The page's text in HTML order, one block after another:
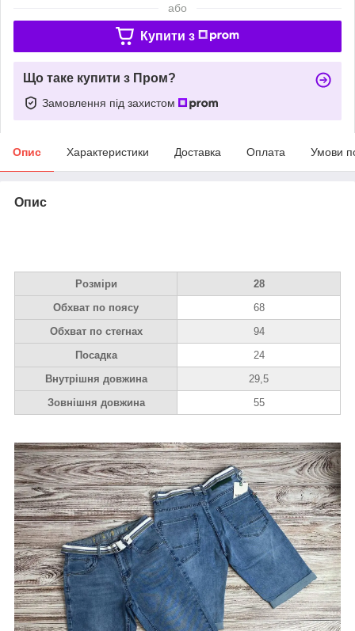
або
Купити з
Що таке купити з Пром?
Замовлення під захистом
Опис Характеристики Доставка Оплата Умови
Опис
Розміри
28
Обхват по поясу
68
Обхват по стегнах
94
Посадка
24
Внутрішня довжина
29,5
Зовнішня довжина
55